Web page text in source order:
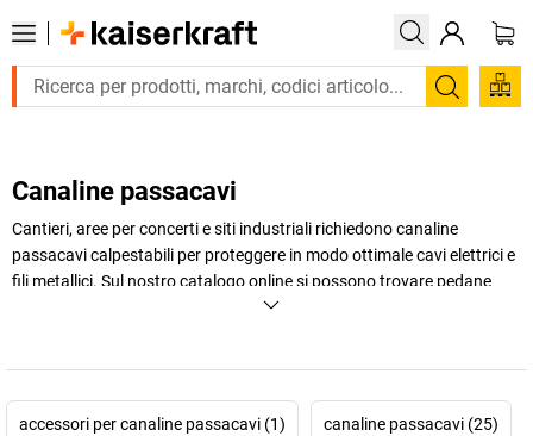
Trova
Canaline passacavi
Cantieri, aree per concerti e siti industriali richiedono canaline
passacavi calpestabili per proteggere in modo ottimale cavi elettrici e
fili metallici. Sul nostro catalogo online si possono trovare pedane
passacavi adatte a qualsiasi tipologia di impiego e a qualsiasi veicolo
accessori per canaline passacavi (1) canaline passacavi (25)